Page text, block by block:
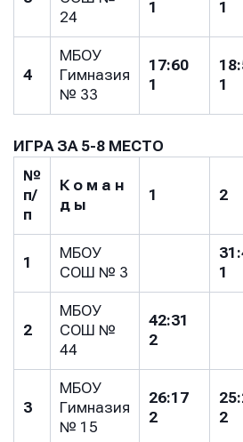
24
1 1
4
МБОУ
Гимназия
№ 33
17:60
1
1
ИГРА ЗА 5-8 МЕСТО
№
п/
п
К о м а н
д ы
1 2
1
МБОУ
СОШ № 3
1
2
МБОУ
СОШ №
44
42:31
2
3
МБОУ
Гимназия
№ 15
26:17
2
2
Телефон
Сообщение
Телефон
Сообщение
Имя
E-mail
Телефон
Сообщение